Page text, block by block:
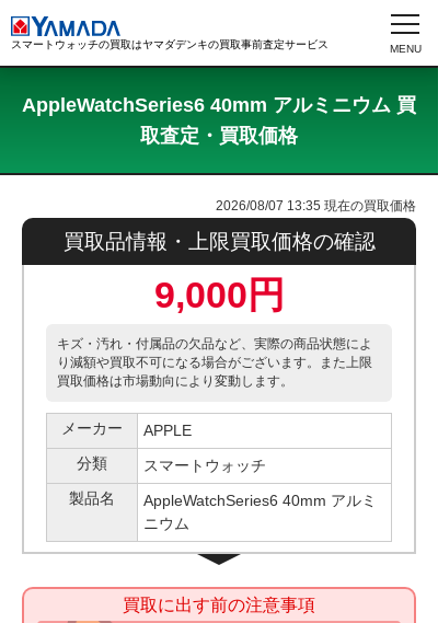
スマートウォッチの買取はヤマダデンキの買取事前査定サービス
AppleWatchSeries6 40mm アルミニウム 買
取査定・買取価格
2026/08/07 13:35 現在の買取価格
買取品情報・上限買取価格の確認
9,000円
キズ・汚れ・付属品の欠品など、実際の商品状態によ
り減額や買取不可になる場合がございます。また上限
買取価格は市場動向により変動します。
メーカー
APPLE
分類
スマートウォッチ
製品名
AppleWatchSeries6 40mm アルミ
ニウム
買取に出す前の注意事項